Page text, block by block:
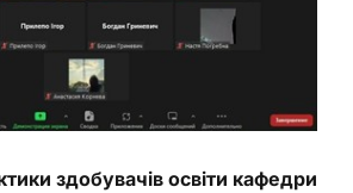
здобувачів освіти кафедри